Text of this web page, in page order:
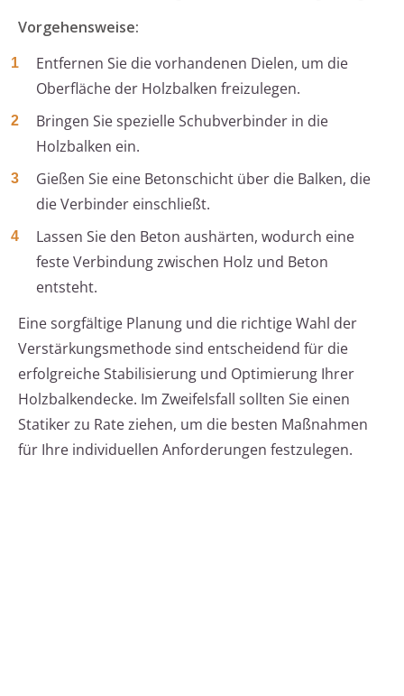
Vorgehensweise:
Entfernen Sie die vorhandenen Dielen, um die
Oberfläche der Holzbalken freizulegen.
Bringen Sie spezielle Schubverbinder in die
Holzbalken ein.
Gießen Sie eine Betonschicht über die Balken, die
die Verbinder einschließt.
Lassen Sie den Beton aushärten, wodurch eine
feste Verbindung zwischen Holz und Beton
entsteht.
Eine sorgfältige Planung und die richtige Wahl der
Verstärkungsmethode sind entscheidend für die
erfolgreiche Stabilisierung und Optimierung Ihrer
Holzbalkendecke. Im Zweifelsfall sollten Sie einen
Statiker zu Rate ziehen, um die besten Maßnahmen
für Ihre individuellen Anforderungen festzulegen.